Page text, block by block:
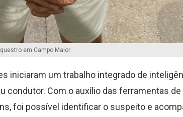
em Campo Maior
iniciaram um trabalho integrado de
condutor. Com o auxílio das ferramentas de
foi possível identificar o suspeito e